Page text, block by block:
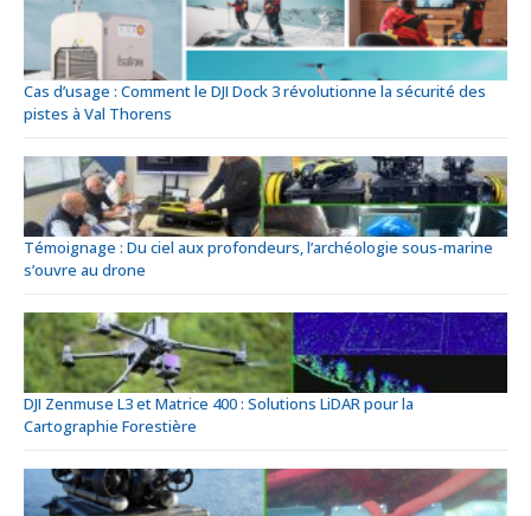
Cas d’usage : Comment le DJI Dock 3 révolutionne la sécurité des
pistes à Val Thorens
Témoignage : Du ciel aux profondeurs, l’archéologie sous-marine
s’ouvre au drone
DJI Zenmuse L3 et Matrice 400 : Solutions LiDAR pour la
Cartographie Forestière